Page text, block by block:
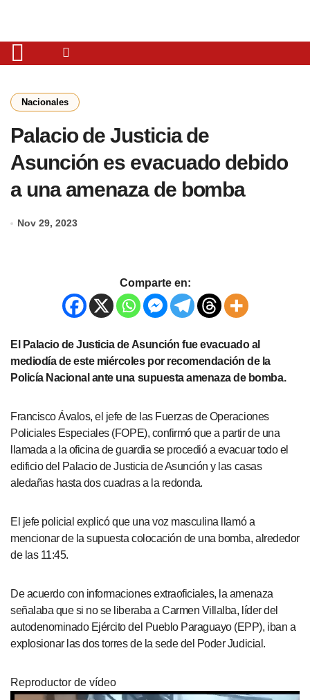
Nacionales
Palacio de Justicia de
Asunción es evacuado debido
a una amenaza de bomba
Nov 29, 2023
Comparte en:
El Palacio de Justicia de Asunción fue evacuado al
mediodía de este miércoles por recomendación de la
Policía Nacional ante una supuesta amenaza de bomba.
Francisco Ávalos, el jefe de las Fuerzas de Operaciones
Policiales Especiales (FOPE), confirmó que a partir de una
llamada a la oficina de guardia se procedió a evacuar todo el
edificio del Palacio de Justicia de Asunción y las casas
aledañas hasta dos cuadras a la redonda.
El jefe policial explicó que una voz masculina llamó a
mencionar de la supuesta colocación de una bomba, alrededor
de las 11:45.
De acuerdo con informaciones extraoficiales, la amenaza
señalaba que si no se liberaba a Carmen Villalba, líder del
autodenominado Ejército del Pueblo Paraguayo (EPP), iban a
explosionar las dos torres de la sede del Poder Judicial.
Reproductor de vídeo